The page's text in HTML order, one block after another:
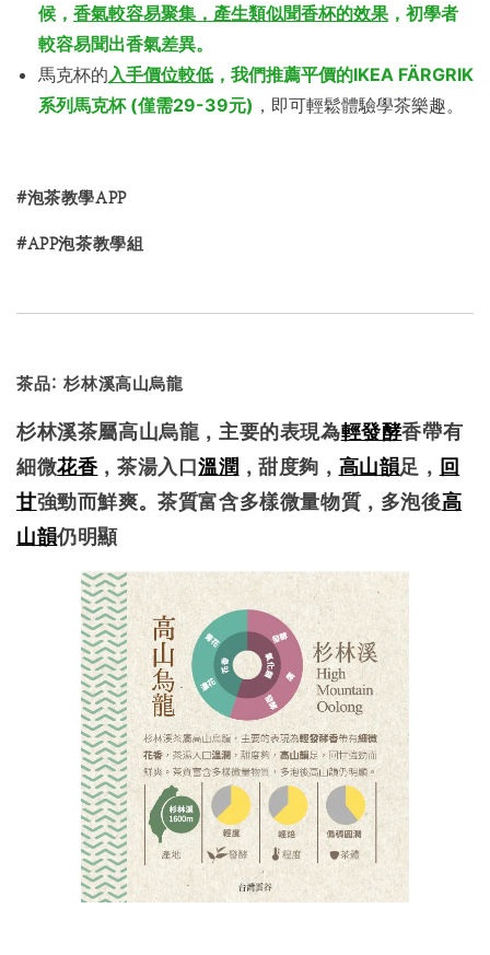
候， 香氣較容易聚集，產生類似聞香杯的效果 ，初學者
較容易聞出香氣差異。
馬克杯的 入手價位較低 ，我們推薦平價的IKEA FÄRGRIK
系列馬克杯 (僅需29-39元) ，即可輕鬆體驗學茶樂趣。
#泡茶教學APP
#APP泡茶教學組
茶品: 杉林溪高山烏龍
杉林溪茶屬高山烏龍，主要的表現為輕發酵香帶有
細微花香 ，茶湯入口溫潤 ，甜度夠， 高山韻足， 回
甘強勁而鮮爽。茶質富含多樣微量物質，多泡後高
山韻仍明顯